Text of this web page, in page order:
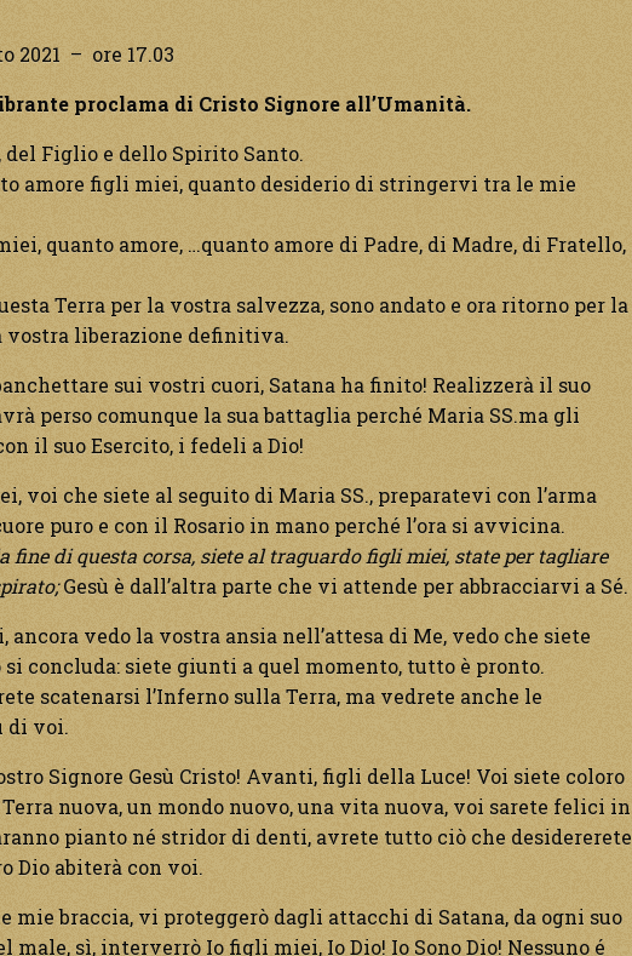
2021 – ore 17.03
proclama di Cristo Signore all’Umanità.
del Figlio e dello Spirito Santo.
amore figli miei, quanto desiderio di stringervi tra le mie
quanto amore, …quanto amore di Padre, di Madre, di Fratello,
Terra per la vostra salvezza, sono andato e ora ritorno per la
vostra liberazione definitiva.
sui vostri cuori, Satana ha finito! Realizzerà il suo
perso comunque la sua battaglia perché Maria SS.ma gli
il suo Esercito, i fedeli a Dio!
voi che siete al seguito di Maria SS., preparatevi con l’arma
puro e con il Rosario in mano perché l’ora si avvicina.
fine di questa corsa, siete al traguardo figli miei, state per tagliare
Gesù è dall’altra parte che vi attende per abbracciarvi a Sé.
vedo la vostra ansia nell’attesa di Me, vedo che siete
concluda: siete giunti a quel momento, tutto è pronto.
scatenarsi l’Inferno sulla Terra, ma vedrete anche le
di voi.
Signore Gesù Cristo! Avanti, figli della Luce! Voi siete coloro
nuova, un mondo nuovo, una vita nuova, voi sarete felici in
pianto né stridor di denti, avrete tutto ciò che desidererete
Dio abiterà con voi.
mie braccia, vi proteggerò dagli attacchi di Satana, da ogni suo
sì, interverrò Io figli miei, Io Dio! Io Sono Dio! Nessuno é